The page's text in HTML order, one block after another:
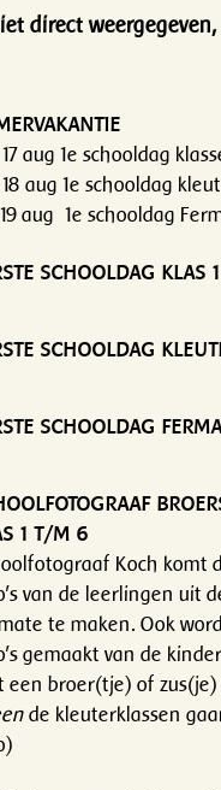
direct
aug 1e schooldag
aug 1e schooldag
aug 1e schooldag
SCHOOLDAG KLAS
SCHOOLDAG
SCHOOLDAG
1 T/M 6
Koch komt
van de leerlingen uit
te maken. Ook
gemaakt van de
een broer(tje) of
de kleuterklassen